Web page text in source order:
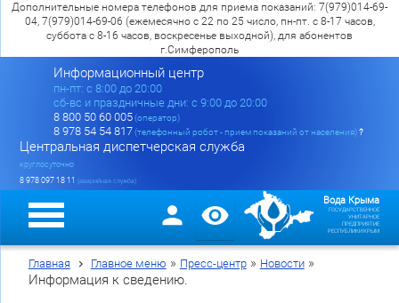
Дополнительные номера телефонов для приема показаний: 7(979)014-69-
04, 7(979)014-69-06 (ежемесячно с 22 по 25 число, пн-пт. с 8-17 часов,
суббота с 8-16 часов, воскресенье выходной), для абонентов
г.Симферополь
Информационный центр
пн-пт: c 8:00 до 20:00
сб-вс и праздничные дни: с 9:00 до 20:00
8 800 50 60 005(оператор)
8 978 54 54 817(телефонный робот - прием показаний от населения)?
Центральная диспетчерская служба
круглосуточно
8 978 097 18 11 (аварийная служба)
Вода Крыма
ГОСУДАРСТВЕННОЕ
УНИТАРНОЕ
ПРЕДПРИЯТИЕ
РЕСПУБЛИКИ КРЫМ
Главная Главное меню » Пресс-центр» Новости»
Информация к сведению.